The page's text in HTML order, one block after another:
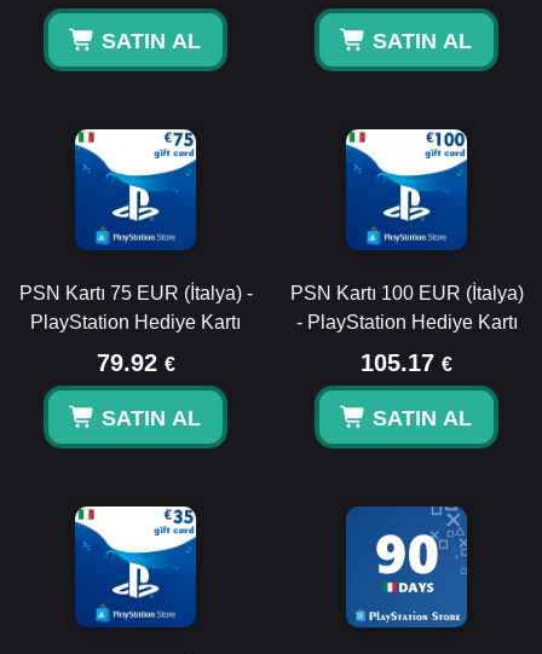
SATIN AL SATIN AL
PSN Kartı 75 EUR (İtalya) -
PlayStation Hediye Kartı
79.92 €
SATIN AL
PSN Kartı 100 EUR (İtalya)
- PlayStation Hediye Kartı
105.17 €
SATIN AL